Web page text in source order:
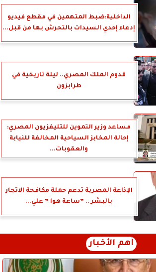
الداخلية:ضبط المتهمين في مقطع فيديو
إدعاء إحدي السيدات بالتحرش بها من قبل...
قدوم الملك المصري.. ليلة تاريخية في
طرابزون
مساعد وزير التموين للتليفزيون المصري:
إحالة المخابز السياحية المخالفة للنيابة
والعقوبات...
الإذاعة المصرية تدعم حملة مكافحة الاتجار
بالبشر .. ”ساعة هوا ” علي...
أهم الأخبار